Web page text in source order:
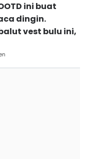
ini buat
dingin.
vest bulu ini,